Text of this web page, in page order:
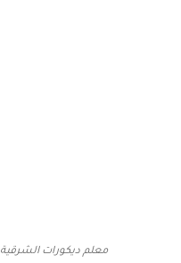
معلم ديكورات الشرقية